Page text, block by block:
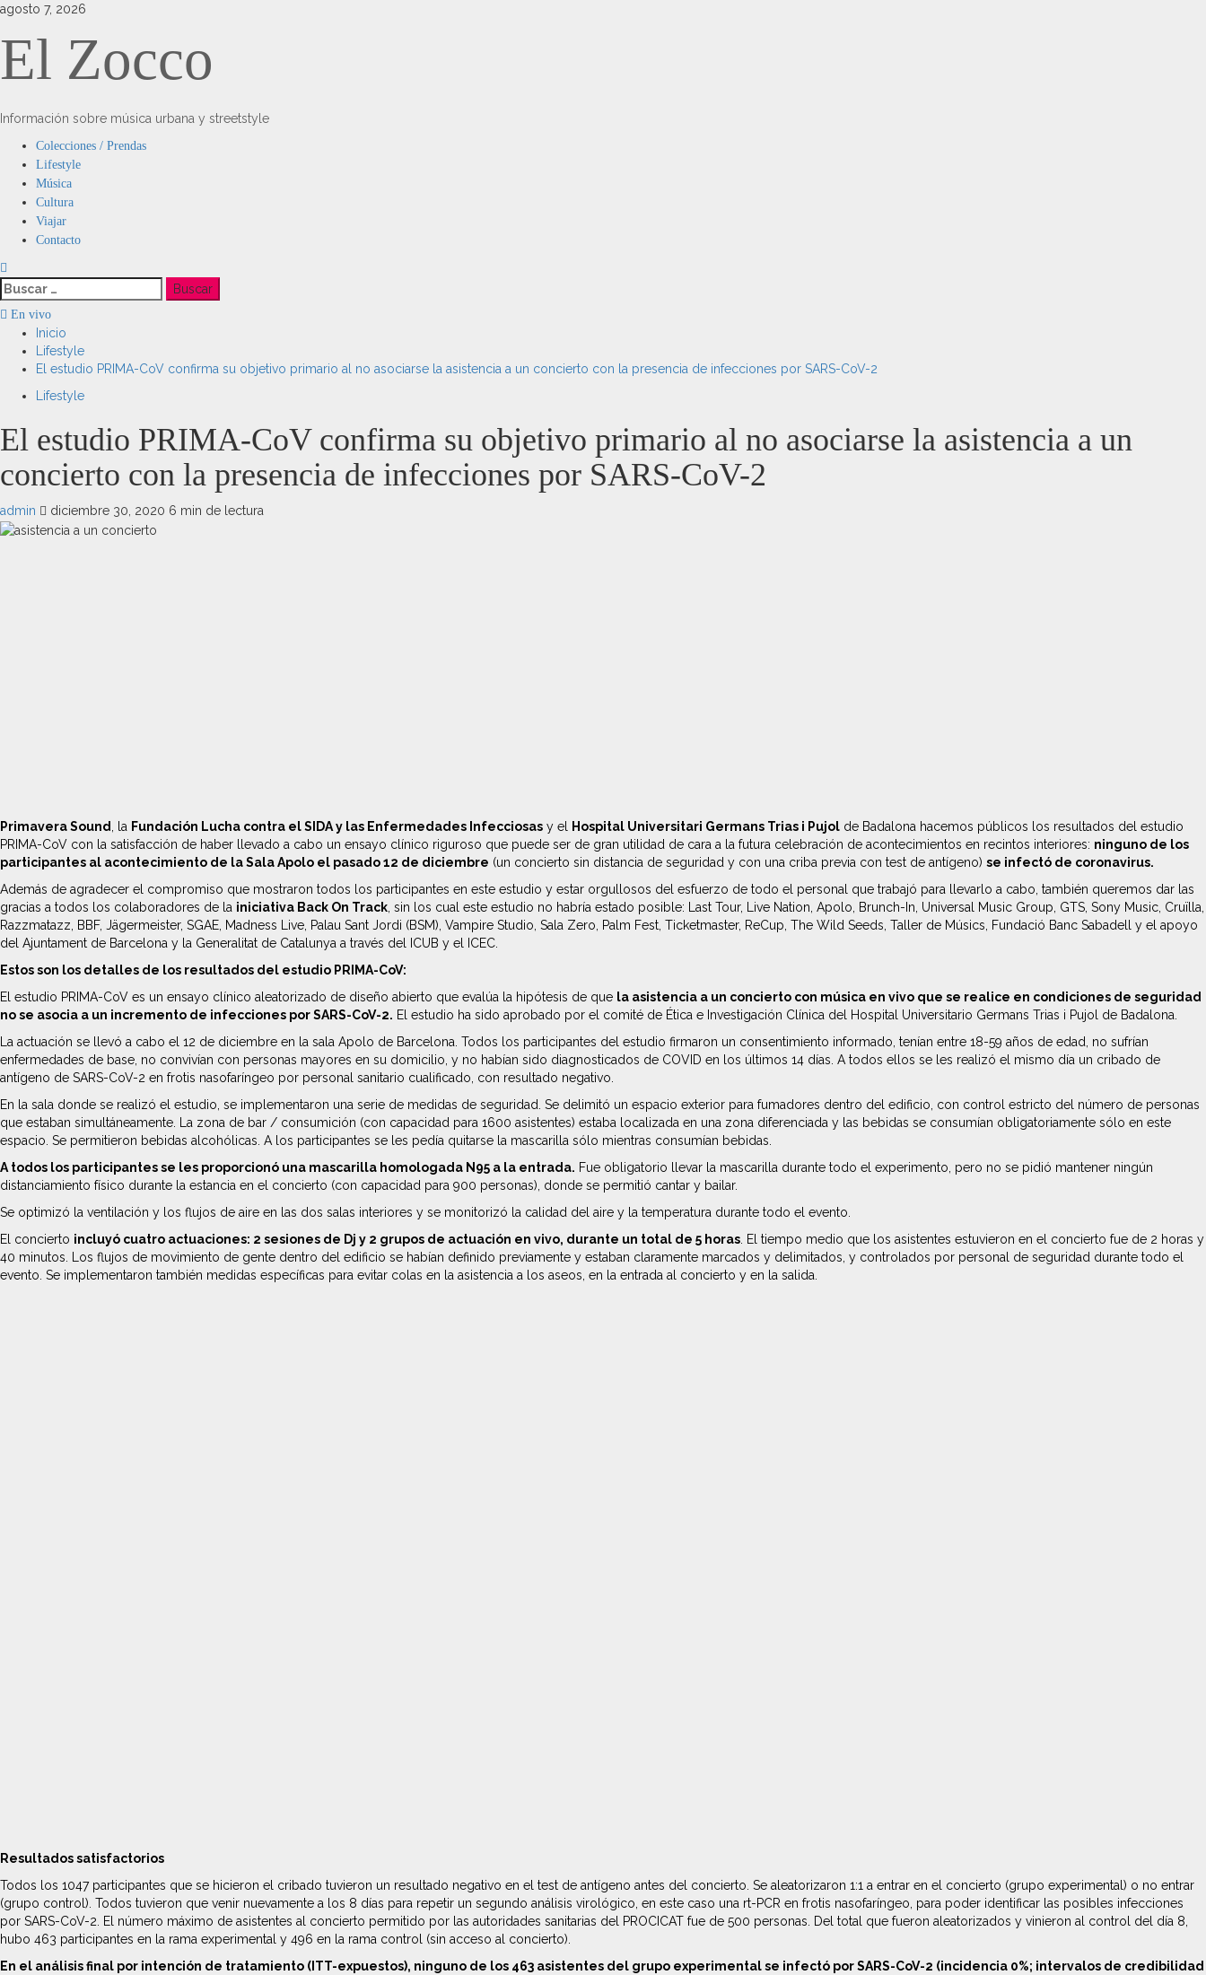
Saltar
contenido
agosto 7, 2026
El Zocco
Información sobre música urbana y streetstyle
Menú
principal
Colecciones / Prendas
Lifestyle
Música
Cultura
Viajar
Contacto
Buscar:
En vivo
Inicio
Lifestyle
El estudio PRIMA-CoV confirma su objetivo primario al no asociarse la asistencia a un concierto con la presencia de infecciones por SARS-CoV-2
Lifestyle
El estudio PRIMA-CoV confirma su objetivo primario al no asociarse la asistencia a un
concierto con la presencia de infecciones por SARS-CoV-2
admin diciembre 30, 2020 6 min de lectura
Primavera Sound, la Fundación Lucha contra el SIDA y las Enfermedades Infecciosas y el Hospital Universitari Germans Trias i Pujol de Badalona hacemos públicos los resultados del estudio
PRIMA-CoV con la satisfacción de haber llevado a cabo un ensayo clínico riguroso que puede ser de gran utilidad de cara a la futura celebración de acontecimientos en recintos interiores: ninguno de los
participantes al acontecimiento de la Sala Apolo el pasado 12 de diciembre (un concierto sin distancia de seguridad y con una criba previa con test de antígeno) se infectó de coronavirus.
Además de agradecer el compromiso que mostraron todos los participantes en este estudio y estar orgullosos del esfuerzo de todo el personal que trabajó para llevarlo a cabo, también queremos dar las
gracias a todos los colaboradores de la iniciativa Back On Track, sin los cual este estudio no habría estado posible: Last Tour, Live Nation, Apolo, Brunch-In, Universal Music Group, GTS, Sony Music, Cruïlla,
Razzmatazz, BBF, Jägermeister, SGAE, Madness Live, Palau Sant Jordi (BSM), Vampire Studio, Sala Zero, Palm Fest, Ticketmaster, ReCup, The Wild Seeds, Taller de Músics, Fundació Banc Sabadell y el apoyo
del Ajuntament de Barcelona y la Generalitat de Catalunya a través del ICUB y el ICEC.
Estos son los detalles de los resultados del estudio PRIMA-CoV:
El estudio PRIMA-CoV es un ensayo clínico aleatorizado de diseño abierto que evalúa la hipótesis de que la asistencia a un concierto con música en vivo que se realice en condiciones de seguridad
no se asocia a un incremento de infecciones por SARS-CoV-2. El estudio ha sido aprobado por el comité de Ética e Investigación Clínica del Hospital Universitario Germans Trias i Pujol de Badalona.
La actuación se llevó a cabo el 12 de diciembre en la sala Apolo de Barcelona. Todos los participantes del estudio firmaron un consentimiento informado, tenían entre 18-59 años de edad, no sufrían
enfermedades de base, no convivían con personas mayores en su domicilio, y no habían sido diagnosticados de COVID en los últimos 14 días. A todos ellos se les realizó el mismo día un cribado de
antígeno de SARS-CoV-2 en frotis nasofaríngeo por personal sanitario cualificado, con resultado negativo.
En la sala donde se realizó el estudio, se implementaron una serie de medidas de seguridad. Se delimitó un espacio exterior para fumadores dentro del edificio, con control estricto del número de personas
que estaban simultáneamente. La zona de bar / consumición (con capacidad para 1600 asistentes) estaba localizada en una zona diferenciada y las bebidas se consumían obligatoriamente sólo en este
espacio. Se permitieron bebidas alcohólicas. A los participantes se les pedía quitarse la mascarilla sólo mientras consumían bebidas.
A todos los participantes se les proporcionó una mascarilla homologada N95 a la entrada. Fue obligatorio llevar la mascarilla durante todo el experimento, pero no se pidió mantener ningún
distanciamiento físico durante la estancia en el concierto (con capacidad para 900 personas), donde se permitió cantar y bailar.
Se optimizó la ventilación y los flujos de aire en las dos salas interiores y se monitorizó la calidad del aire y la temperatura durante todo el evento.
El concierto incluyó cuatro actuaciones: 2 sesiones de Dj y 2 grupos de actuación en vivo, durante un total de 5 horas. El tiempo medio que los asistentes estuvieron en el concierto fue de 2 horas y
40 minutos. Los flujos de movimiento de gente dentro del edificio se habían definido previamente y estaban claramente marcados y delimitados, y controlados por personal de seguridad durante todo el
evento. Se implementaron también medidas específicas para evitar colas en la asistencia a los aseos, en la entrada al concierto y en la salida.
Resultados satisfactorios
Todos los 1047 participantes que se hicieron el cribado tuvieron un resultado negativo en el test de antígeno antes del concierto. Se aleatorizaron 1:1 a entrar en el concierto (grupo experimental) o no entrar
(grupo control). Todos tuvieron que venir nuevamente a los 8 días para repetir un segundo análisis virológico, en este caso una rt-PCR en frotis nasofaríngeo, para poder identificar las posibles infecciones
por SARS-CoV-2. El número máximo de asistentes al concierto permitido por las autoridades sanitarias del PROCICAT fue de 500 personas. Del total que fueron aleatorizados y vinieron al control del día 8,
hubo 463 participantes en la rama experimental y 496 en la rama control (sin acceso al concierto).
En el análisis final por intención de tratamiento (ITT-expuestos), ninguno de los 463 asistentes del grupo experimental se infectó por SARS-CoV-2 (incidencia 0%; intervalos de credibilidad